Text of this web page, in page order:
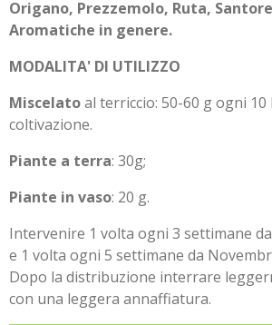
Origano, Prezzemolo, Ruta,
Aromatiche in genere.
MODALITA' DI UTILIZZO
Miscelatoal terriccio: 50-60 g ogni
coltivazione.
Piante a terra: 30g;
Piante in vaso: 20 g.
Intervenire 1 volta ogni 3 settimane
e 1 volta ogni 5 settimane da
Dopo la distribuzione interrare
con una leggera annaffiatura.